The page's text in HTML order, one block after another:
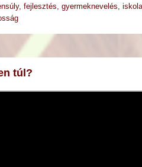
, fejlesztés gyermeknevelés iskola
túl?